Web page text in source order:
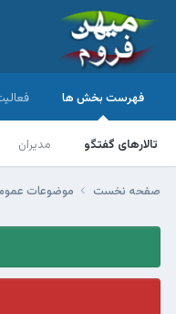
فهرست بخش ها
تالارهای گفتگو مدیران
صفحه نخست موضوعات